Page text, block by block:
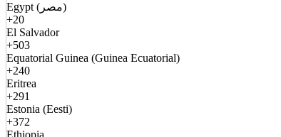
Egypt (مصر)
+20
El Salvador
+503
Equatorial Guinea (Guinea Ecuatorial)
+240
Eritrea
+291
Estonia (Eesti)
+372
Ethiopia